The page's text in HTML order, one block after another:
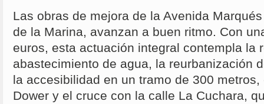
Las obras de mejora de la Avenida
de la Marina, avanzan a buen ritmo. Con
euros, esta actuación integral contempla la
abastecimiento de agua, la reurbanización
la accesibilidad en un tramo de 300
Dower y el cruce con la calle La Cuchara,